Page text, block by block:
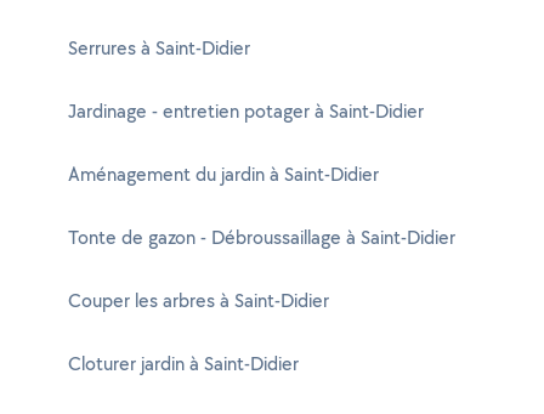
Serrures à Saint-Didier
Jardinage - entretien potager à Saint-Didier
Aménagement du jardin à Saint-Didier
Tonte de gazon - Débroussaillage à Saint-Didier
Couper les arbres à Saint-Didier
Cloturer jardin à Saint-Didier